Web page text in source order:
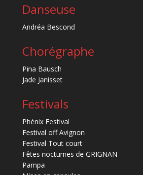
Danseuse
Andréa Bescond
Chorégraphe
Pina Bausch
Jade Janisset
Festivals
Phénix Festival
Festival off Avignon
Festival Tout court
Fêtes nocturnes de GRIGNAN
Pampa